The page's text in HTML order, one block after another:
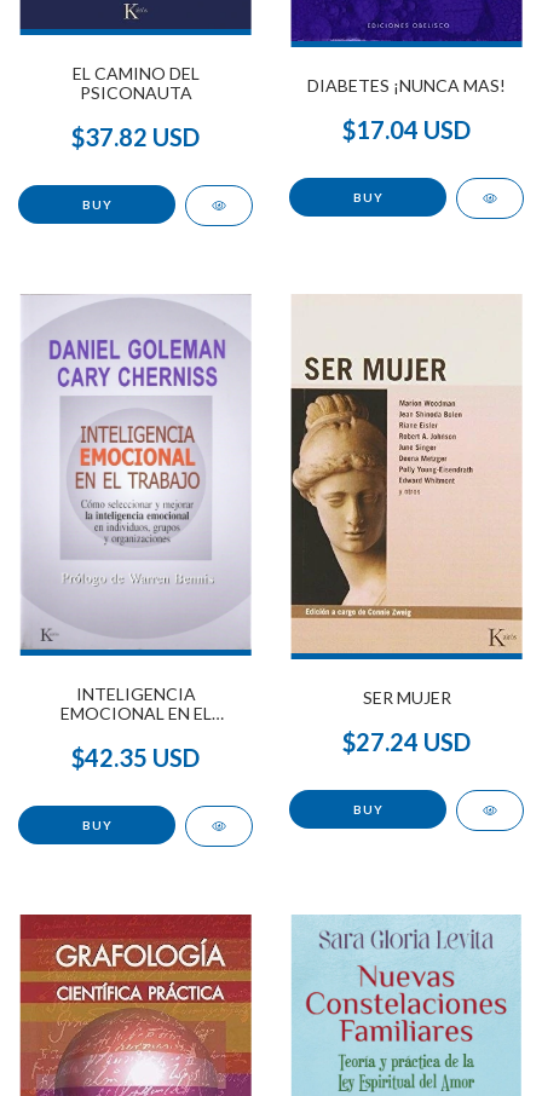
EL CAMINO DEL
PSICONAUTA
$37.82 USD
DIABETES ¡NUNCA MAS!
$17.04 USD
INTELIGENCIA
EMOCIONAL EN EL
$42.35 USD
SER MUJER
$27.24 USD